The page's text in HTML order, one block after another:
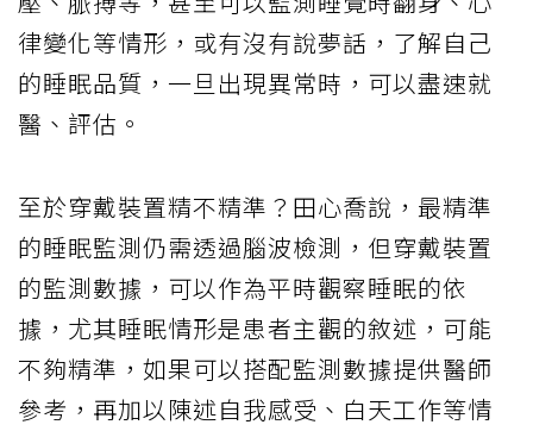
律變化等情形，或有沒有說夢話，了解自己
的睡眠品質，一旦出現異常時，可以盡速就
醫、評估。
至於穿戴裝置精不精準？田心喬說，最精準
的睡眠監測仍需透過腦波檢測，但穿戴裝置
的監測數據，可以作為平時觀察睡眠的依
據，尤其睡眠情形是患者主觀的敘述，可能
不夠精準，如果可以搭配監測數據提供醫師
參考，再加以陳述自我感受、白天工作等情